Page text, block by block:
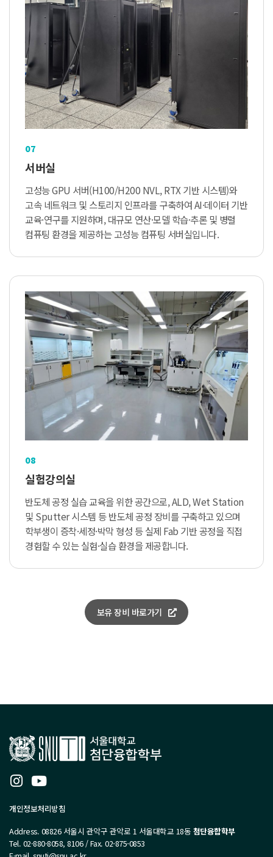
07
서버실
고성능 GPU 서버(H100/H200 NVL, RTX 기반 시스템)와
고속 네트워크 및 스토리지 인프라를 구축하여 AI·데이터 기반
교육·연구를 지원하며, 대규모 연산·모델 학습·추론 및 병렬
컴퓨팅 환경을 제공하는 고성능 컴퓨팅 서버실입니다.
08
실험강의실
반도체 공정 실습 교육을 위한 공간으로, ALD, Wet Station
및 Sputter 시스템 등 반도체 공정 장비를 구축하고 있으며
학부생이 증착·세정·박막 형성 등 실제 Fab 기반 공정을 직접
경험할 수 있는 실험·실습 환경을 제공합니다.
보유 장비 바로가기
개인정보처리방침
Address. 08826 서울시 관악구 관악로 1 서울대학교 18동 첨단융합학부
Tel. 02-880-8058, 8106 / Fax. 02-875-0853